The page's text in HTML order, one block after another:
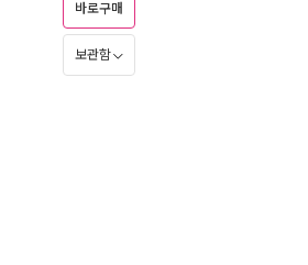
바로구매
보관함